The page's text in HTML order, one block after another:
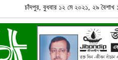
চাঁদপুর, বুধবার ১২ মে ২০২১, ২৯